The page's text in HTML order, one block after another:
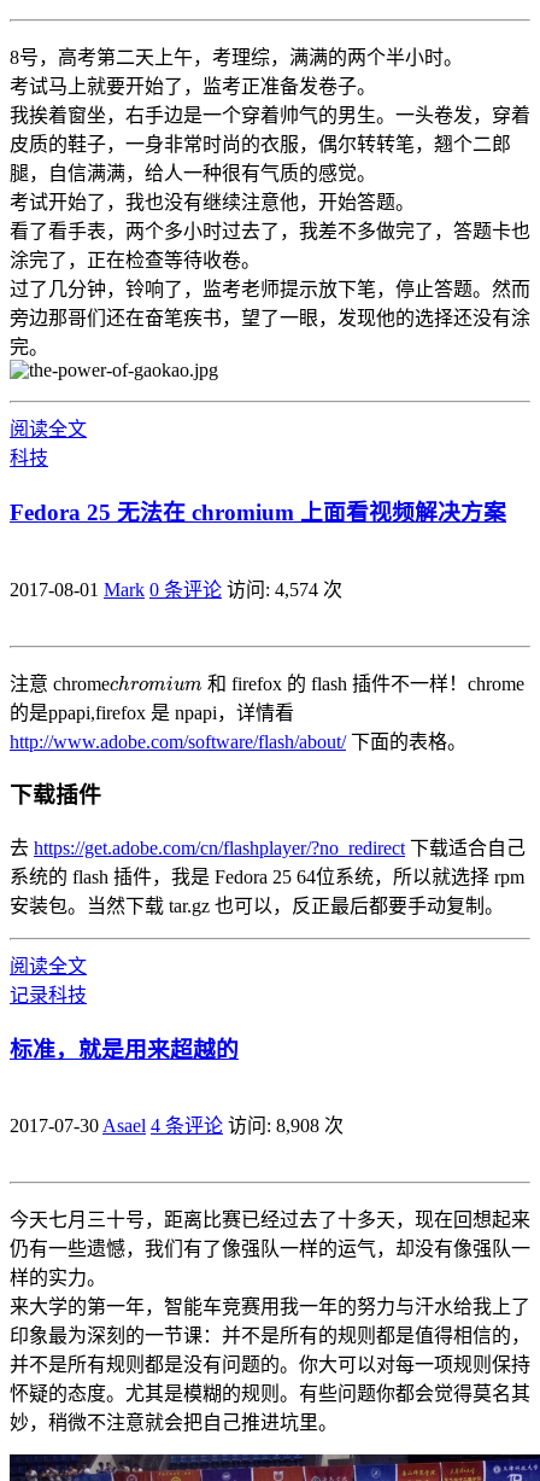
8号，高考第二天上午，考理综，满满的两个半小时。
考试马上就要开始了，监考正准备发卷子。
我挨着窗坐，右手边是一个穿着帅气的男生。一头卷发，穿着
皮质的鞋子，一身非常时尚的衣服，偶尔转转笔，翘个二郎
腿，自信满满，给人一种很有气质的感觉。
考试开始了，我也没有继续注意他，开始答题。
看了看手表，两个多小时过去了，我差不多做完了，答题卡也
涂完了，正在检查等待收卷。
过了几分钟，铃响了，监考老师提示放下笔，停止答题。然而
旁边那哥们还在奋笔疾书，望了一眼，发现他的选择还没有涂
完。
阅读全文
科技
Fedora 25 无法在 chromium 上面看视频解决方案
2017-08-01 Mark 0 条评论 访问: 4,574 次
注意 chrome h u
和 firefox 的 flash 插件不一样！chrome
的是ppapi,firefox 是 npapi，详情看
http://www.adobe.com/software/flash/about/下面的表格。
下载插件
去 https://get.adobe.com/cn/flashplayer/?no_redirect 下载适合自己
系统的 flash 插件，我是 Fedora 25 64位系统，所以就选择 rpm
安装包。当然下载 tar.gz 也可以，反正最后都要手动复制。
阅读全文
记录科技
标准，就是用来超越的
2017-07-30 Asael 4 条评论 访问: 8,908 次
今天七月三十号，距离比赛已经过去了十多天，现在回想起来
仍有一些遗憾，我们有了像强队一样的运气，却没有像强队一
样的实力。
来大学的第一年，智能车竞赛用我一年的努力与汗水给我上了
印象最为深刻的一节课：并不是所有的规则都是值得相信的，
并不是所有规则都是没有问题的。你大可以对每一项规则保持
怀疑的态度。尤其是模糊的规则。有些问题你都会觉得莫名其
妙，稍微不注意就会把自己推进坑里。